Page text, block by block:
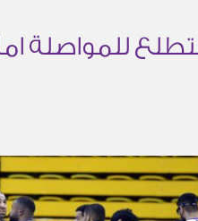
للمواصلة